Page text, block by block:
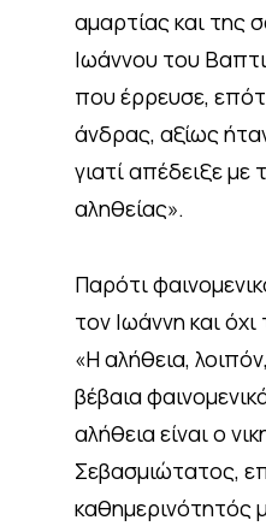
αμαρτίας και της
Ιωάννου του
που έρρευσε,
άνδρας, αξίως
γιατί απέδειξε
αληθείας».
Παρότι
τον Ιωάννη και
«Η αλήθεια,
βέβαια
αλήθεια είναι ο
Σεβασμιώτατος,
καθημερινότητός